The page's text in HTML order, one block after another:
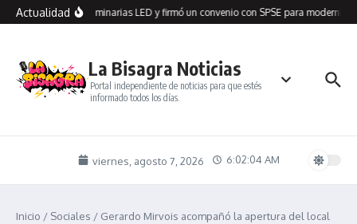
Saltar al contenido
Actualidad
Seco recibió 100 luminarias LED y firmó un convenio con SPSE para
La Bisagra Noticias
Portal independiente de noticias para que estés
informado todos los días.
viernes, agosto 7, 2026 6:02:04 AM
Inicio / Sociales / Gerardo Mirvois acompañó la apertura del local